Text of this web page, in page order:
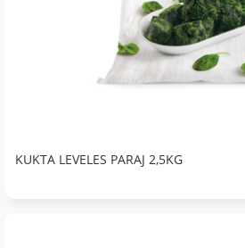
KUKTA LEVELES PARAJ 2,5KG